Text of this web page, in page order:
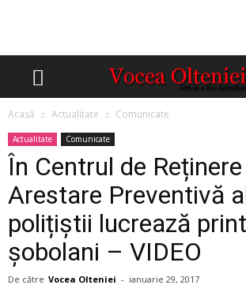
Acasă Actualitate Comunicate
Actualitate Comunicate
În Centrul de
Arestare Preventivă
polițiștii lucrează
șobolani – VIDEO
De către Vocea Olteniei - ianuarie 29, 2017